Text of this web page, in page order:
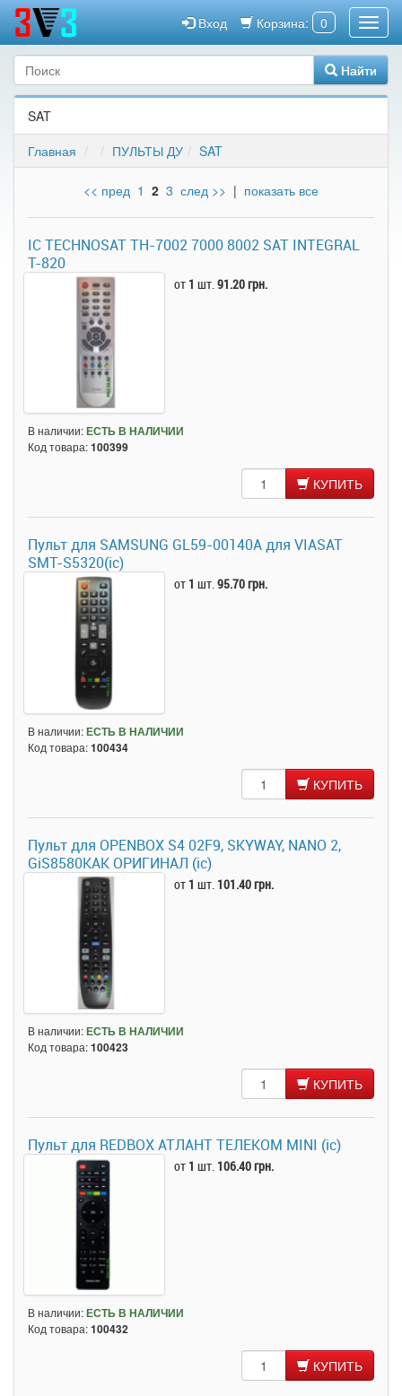
Корзина: 0
Вход
Найти
SAT
Главная
ПУЛЬТЫ ДУ SAT
<< пред 1 2 3 след >> | показать все
IC TECHNOSAT TH-7002 7000 8002 SAT INTEGRAL
T-820
от 1 шт.91.20 грн.
В наличии:ЕСТЬ В НАЛИЧИИ
Код товара:100399
КУПИТЬ
Пульт для SAMSUNG GL59-00140A для VIASAT
SMT-S5320(ic)
от 1 шт.95.70 грн.
В наличии:ЕСТЬ В НАЛИЧИИ
Код товара:100434
КУПИТЬ
Пульт для OPENBOX S4 02F9, SKYWAY, NANO 2,
GiS8580КАК ОРИГИНАЛ (ic)
от 1 шт. 101.40 грн.
В наличии:ЕСТЬ В НАЛИЧИИ
Код товара:100423
КУПИТЬ
Пульт для REDBOX АТЛАНТ ТЕЛЕКОМ MINI (ic)
от 1 шт. 106.40 грн.
В наличии:ЕСТЬ В НАЛИЧИИ
Код товара:100432
КУПИТЬ